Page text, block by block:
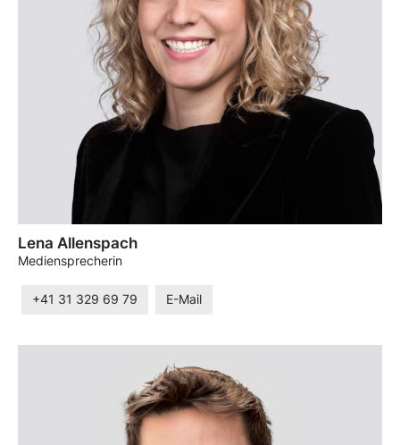
Lena Allenspach
Mediensprecherin
+41 31 329 69 79 E-Mail